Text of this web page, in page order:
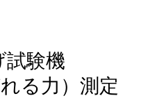
試験機
る力）測定